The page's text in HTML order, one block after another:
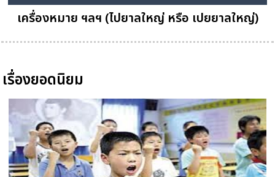
เครื่องหมาย ฯลฯ (ไปยาลใหญ่ หรือ เปยยาลใหญ่)
เรื่องยอดนิยม